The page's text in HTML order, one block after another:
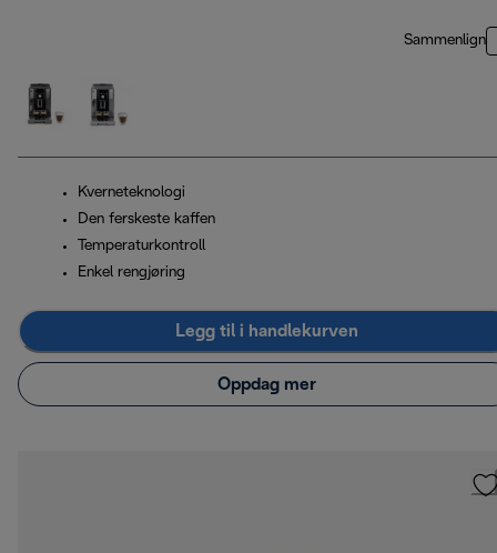
Sammenlign
Kverneteknologi
Den ferskeste kaffen
Temperaturkontroll
Enkel rengjøring
Legg til i handlekurven
Oppdag mer